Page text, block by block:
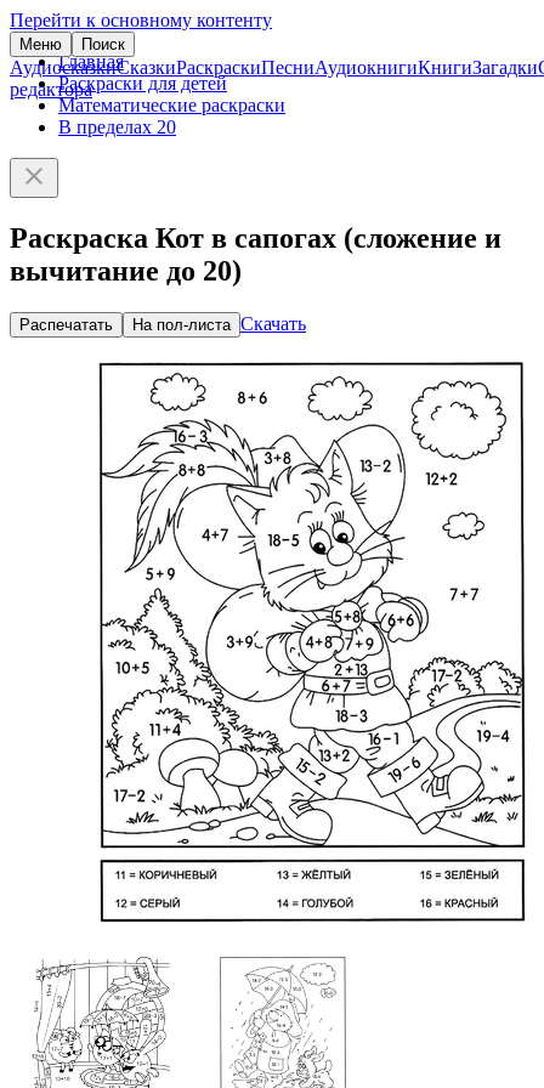
Перейти к основному контенту
Меню Поиск
АудиосказкиСказкиРаскраскиПесниАудиокнигиКнигиЗагадки
редактора
Главная
Раскраски для детей
Математические раскраски
В пределах 20
Раскраска Кот в сапогах (сложение и
вычитание до 20)
Распечатать На пол-листа Скачать